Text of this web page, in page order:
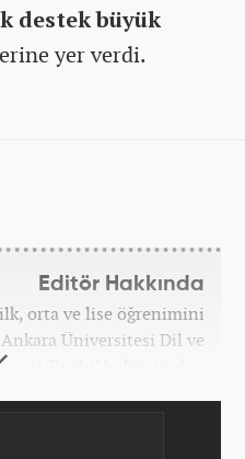
destek büyük
yer verdi.
Editör Hakkında
orta ve lise öğrenimini
Üniversitesi Dil ve
Tarihi" bölümünden